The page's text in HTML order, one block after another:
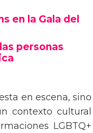
en la Gala del
personas
en escena, sino
contexto cultural